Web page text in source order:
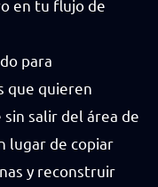
en tu flujo de
para
que quieren
salir del área de
lugar de copiar
y reconstruir